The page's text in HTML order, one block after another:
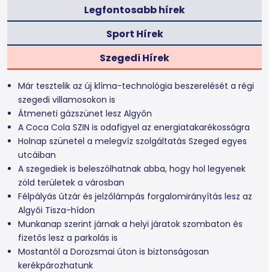
Legfontosabb hírek
Sport Hírek
Szegedi Hírek
Már tesztelik az új klíma-technológia beszerelését a régi
szegedi villamosokon is
Átmeneti gázszünet lesz Algyőn
A Coca Cola SZIN is odafigyel az energiatakarékosságra
Holnap szünetel a melegvíz szolgáltatás Szeged egyes
utcáiban
A szegediek is beleszólhatnak abba, hogy hol legyenek
zöld területek a városban
Félpályás útzár és jelzőlámpás forgalomirányítás lesz az
Algyői Tisza-hídon
Munkanap szerint járnak a helyi járatok szombaton és
fizetős lesz a parkolás is
Mostantól a Dorozsmai úton is biztonságosan
kerékpározhatunk